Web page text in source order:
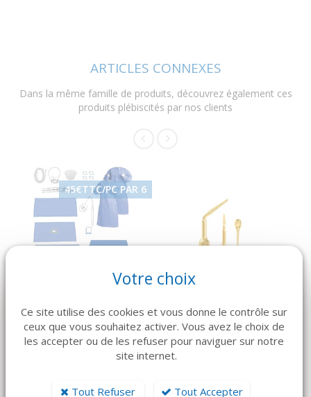
ARTICLES CONNEXES
Dans la même famille de produits, découvrez également ces
produits plébiscités par nos clients
45€TTC/PC PAR 6
(x6)
270 €
MECTRON
OP5A
186 €
Votre choix
Ce site utilise des cookies et vous donne le contrôle sur
ceux que vous souhaitez activer. Vous avez le choix de
les accepter ou de les refuser pour naviguer sur notre
site internet.
Tout Refuser Tout Accepter